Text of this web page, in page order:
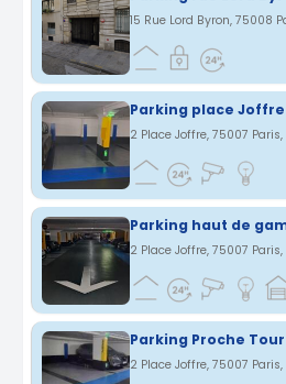
15 Rue Lord Byron, 75008
Parking place
2 Place Joffre, 75007 Paris,
2 Place Joffre, 75007 Paris,
Parking Proche
2 Place Joffre, 75007 Paris,